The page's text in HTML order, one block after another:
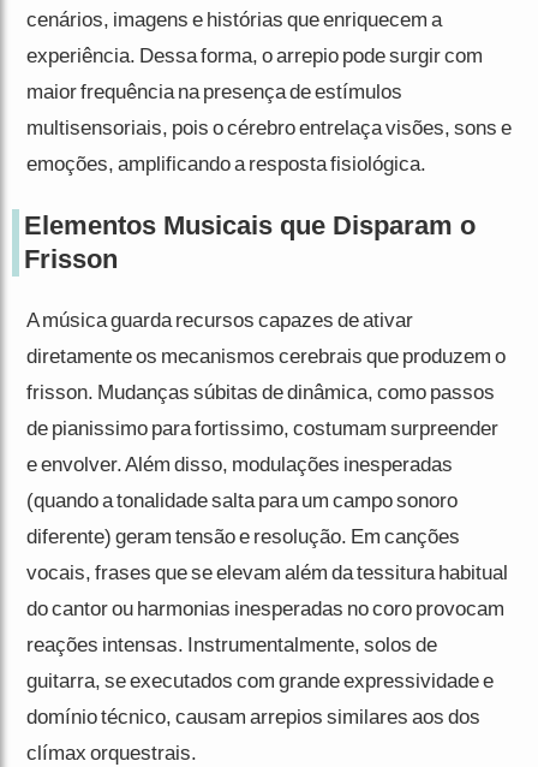
cenários, imagens e histórias que enriquecem a
experiência. Dessa forma, o arrepio pode surgir com
maior frequência na presença de estímulos
multisensoriais, pois o cérebro entrelaça visões, sons e
emoções, amplificando a resposta fisiológica.
Elementos Musicais que Disparam o
Frisson
A música guarda recursos capazes de ativar
diretamente os mecanismos cerebrais que produzem o
frisson. Mudanças súbitas de dinâmica, como passos
de pianissimo para fortissimo, costumam surpreender
e envolver. Além disso, modulações inesperadas
(quando a tonalidade salta para um campo sonoro
diferente) geram tensão e resolução. Em canções
vocais, frases que se elevam além da tessitura habitual
do cantor ou harmonias inesperadas no coro provocam
reações intensas. Instrumentalmente, solos de
guitarra, se executados com grande expressividade e
domínio técnico, causam arrepios similares aos dos
clímax orquestrais.